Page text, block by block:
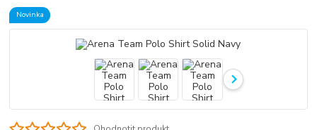
Novinka